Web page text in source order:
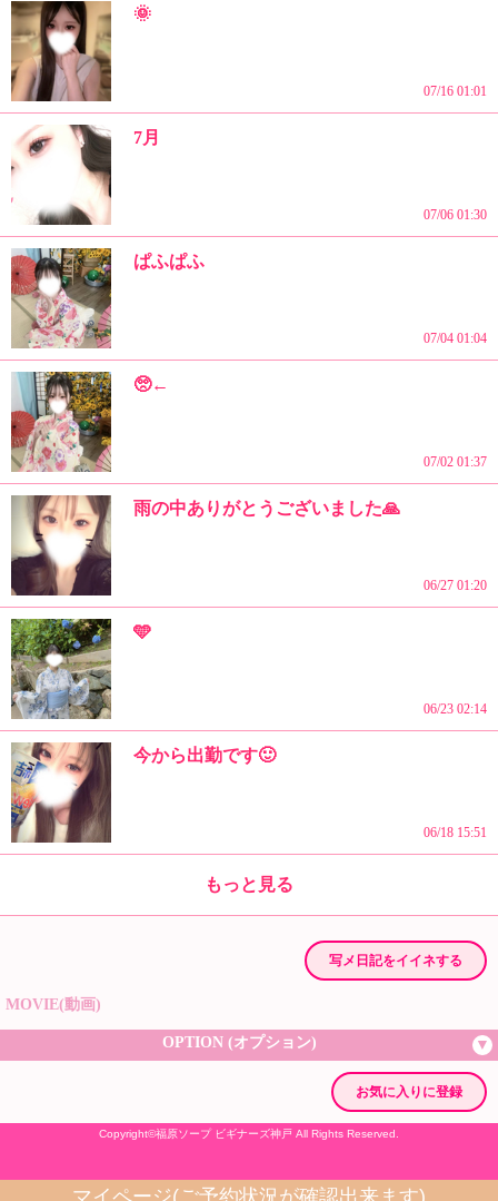
写メ日記をイイネする
MOVIE(動画)
OPTION (オプション)
お気に入りに登録
マイページ(ご予約状況が確認出来ます)
Copyright©福原ソープ ビギナーズ神戸 All Rights Reserved.